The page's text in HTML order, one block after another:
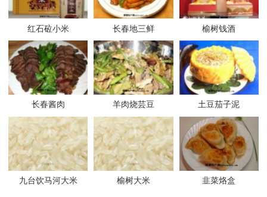
红石砬小米 长春地三鲜 榆树钱酒
长春酱肉 羊肉烧芸豆 土豆茄子泥
九台饮马河大米 榆树大米 韭菜烙盒